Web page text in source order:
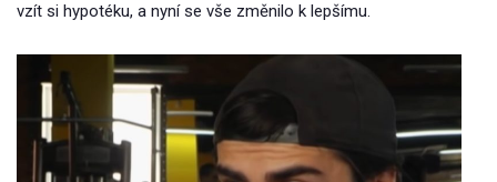
vzít si hypotéku, a nyní se vše změnilo k lepšímu.